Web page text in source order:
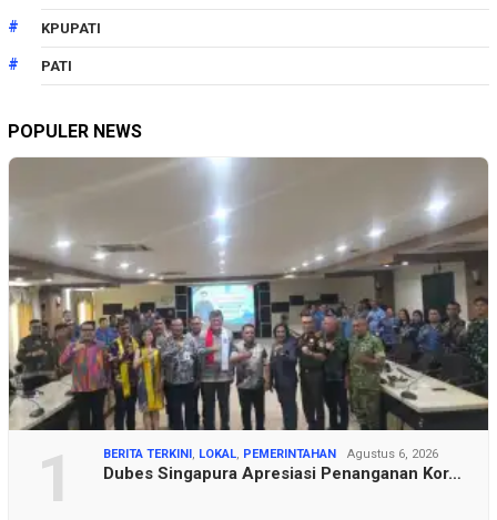
KPUPATI
PATI
POPULER NEWS
1 BERITA TERKINI LOKAL PEMERINTAHAN Agustus 6, 2026
Dubes Singapura Apresiasi Penanganan Kor…